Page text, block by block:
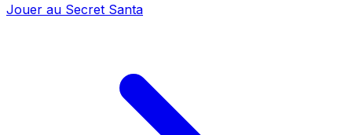
Jouer au Secret Santa